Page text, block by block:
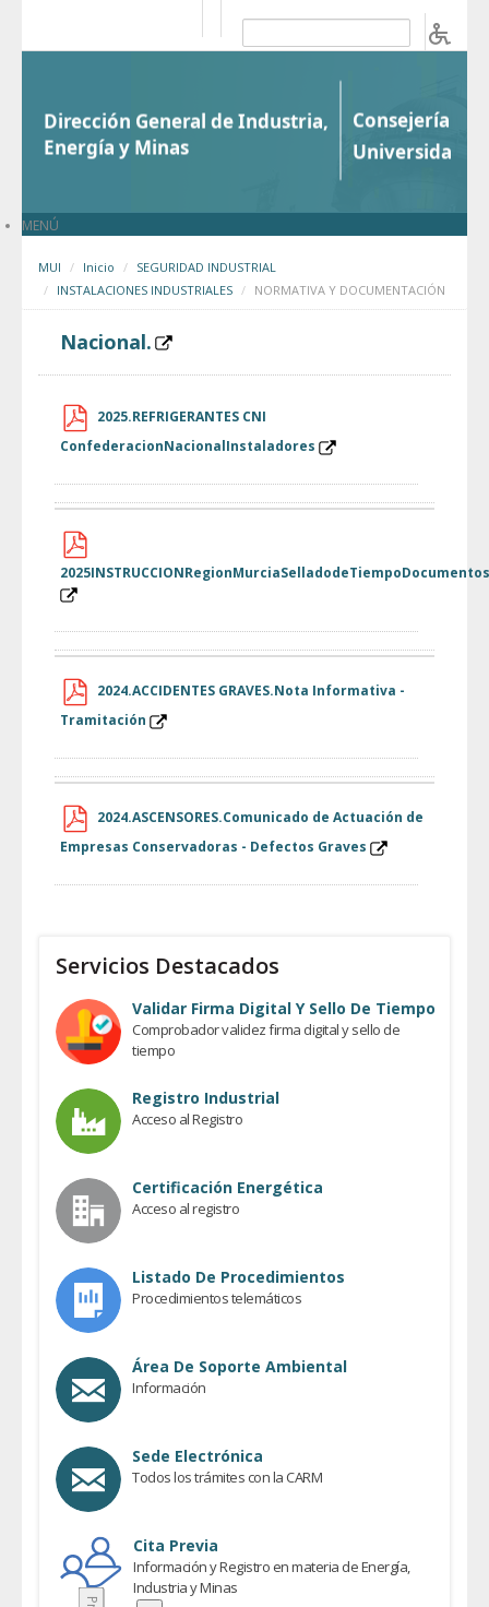
MENÚ
MUI Inicio
SEGURIDAD INDUSTRIAL
INSTALACIONES INDUSTRIALES
NORMATIVA Y DOCUMENTACIÓN
Nacional.
2025.REFRIGERANTES CNI
ConfederacionNacionalInstaladores
2024.ACCIDENTES GRAVES.Nota Informativa -
Tramitación
2024.ASCENSORES.Comunicado de Actuación de
Empresas Conservadoras - Defectos Graves
Servicios Destacados
Validar Firma Digital Y Sello De Tiempo
Comprobador validez firma digital y sello de
tiempo
Registro Industrial
Acceso al Registro
Certificación Energética
Acceso al registro
Listado De Procedimientos
Procedimientos telemáticos
Área De Soporte Ambiental
Información
Sede Electrónica
Todos los trámites con la CARM
Cita Previa
Información y Registro en materia de Energía,
Industria y Minas